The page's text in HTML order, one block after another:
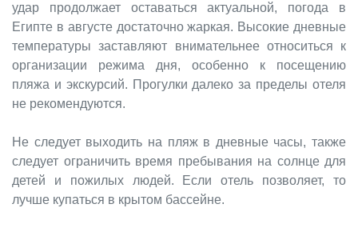
удар продолжает оставаться актуальной, погода в
Египте в августе достаточно жаркая. Высокие дневные
температуры заставляют внимательнее относиться к
организации режима дня, особенно к посещению
пляжа и экскурсий. Прогулки далеко за пределы отеля
не рекомендуются.
Не следует выходить на пляж в дневные часы, также
следует ограничить время пребывания на солнце для
детей и пожилых людей. Если отель позволяет, то
лучше купаться в крытом бассейне.